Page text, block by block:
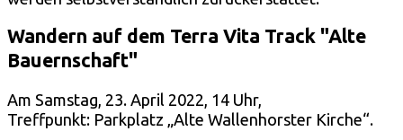
Wandern auf dem Terra Vita Track "Alte
Bauernschaft"
Am Samstag, 23. April 2022, 14 Uhr,
Treffpunkt: Parkplatz „Alte Wallenhorster Kirche“.